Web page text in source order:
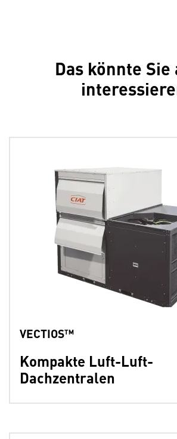
Das könnte Sie
Kompakte Luft-Luft-
Dachzentralen
VECTIOS™